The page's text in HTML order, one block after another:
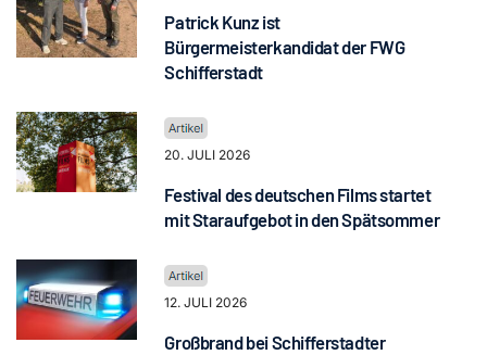
Patrick Kunz ist
Bürgermeisterkandidat der FWG
Schifferstadt
20. JULI 2026
Festival des deutschen Films startet
mit Staraufgebot in den Spätsommer
12. JULI 2026
Großbrand bei Schifferstadter